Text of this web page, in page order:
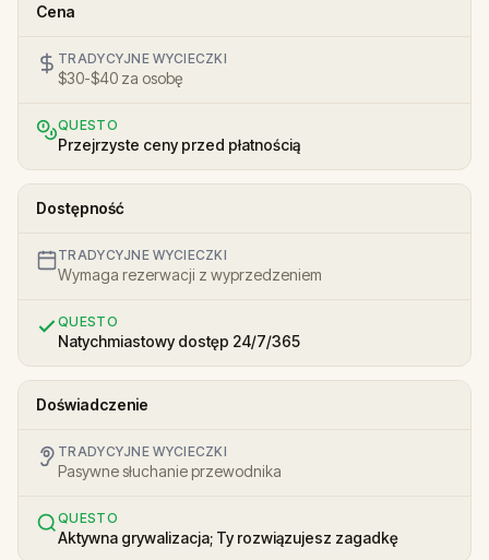
Cena
TRADYCYJNE WYCIECZKI
$30-$40 za osobę
QUESTO
Przejrzyste ceny przed płatnością
Dostępność
TRADYCYJNE WYCIECZKI
Wymaga rezerwacji z wyprzedzeniem
QUESTO
Natychmiastowy dostęp 24/7/365
Doświadczenie
TRADYCYJNE WYCIECZKI
Pasywne słuchanie przewodnika
QUESTO
Aktywna grywalizacja; Ty rozwiązujesz zagadkę